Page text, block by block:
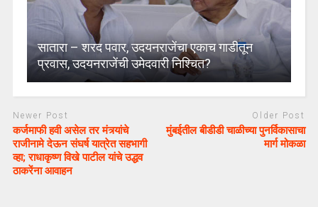
सातारा – शरद पवार, उदयनराजेंचा एकाच गाडीतून
प्रवास, उदयनराजेंची उमेदवारी निश्चित?
Newer Post
कर्जमाफी हवी असेल तर मंत्र्यांचे
राजीनामे देऊन संघर्ष यात्रेत सहभागी
व्हा; राधाकृष्ण विखे पाटील यांचे उद्धव
ठाकरेंना आवाहन
Older Post
मुंबईतील बीडीडी चाळीच्या पुनर्विकासाचा
मार्ग मोकळा